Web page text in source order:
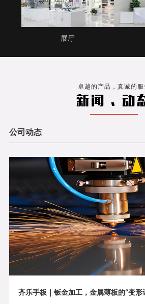
展厅
卓越的产品，真诚的服
新闻 . 动
公司动态
齐乐手板｜钣金加工，金属薄板的“变形